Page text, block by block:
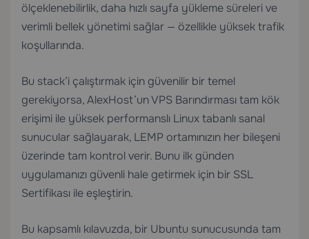
ölçeklenebilirlik, daha hızlı sayfa yükleme süreleri ve
verimli bellek yönetimi sağlar — özellikle yüksek trafik
koşullarında.
Bu stack’i çalıştırmak için güvenilir bir temel
gerekiyorsa,AlexHost’un VPS Barındırması tam kök
erişimi ile yüksek performanslı Linux tabanlı sanal
sunucular sağlayarak, LEMP ortamınızın her bileşeni
üzerinde tam kontrol verir. Bunu ilk günden
uygulamanızı güvenli hale getirmek için bir SSL
Sertifikası ile eşleştirin.
Bu kapsamlı kılavuzda, bir Ubuntu sunucusunda tam